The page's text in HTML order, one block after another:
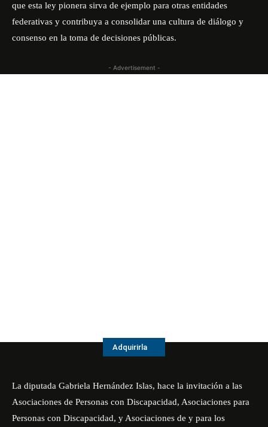
que esta ley pionera sirva de ejemplo para otras entidades
federativas y contribuya a consolidar una cultura de diálogo y
consenso en la toma de decisiones públicas.
- Advertisement -
Adquirirla
La diputada Gabriela Hernández Islas, hace la invitación a las
Asociaciones de Personas con Discapacidad, Asociaciones para
Personas con Discapacidad, y Asociaciones de y para los